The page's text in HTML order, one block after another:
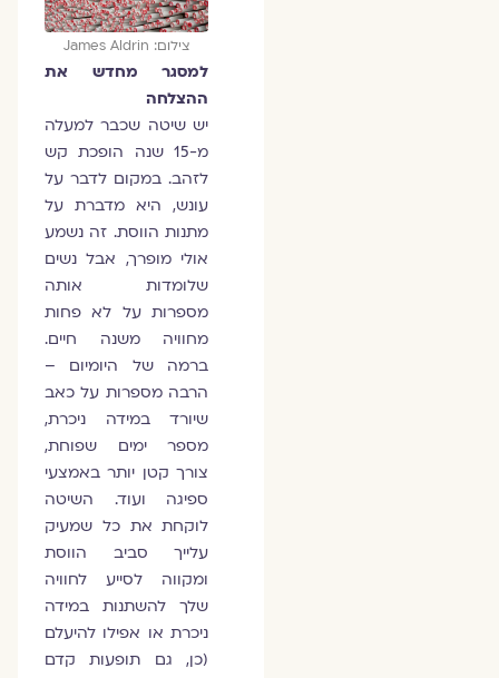
צילום: James Aldrin
למסגר מחדש את
ההצלחה
יש שיטה שכבר למעלה
מ-15 שנה הופכת קש
לזהב. במקום לדבר על
עונש, היא מדברת על
מתנות הווסת. זה נשמע
אולי מופרך, אבל נשים
שלומדות אותה
מספרות על לא פחות
מחוויה משנה חיים.
ברמה של היומיום –
הרבה מספרות על כאב
שיורד במידה ניכרת,
מספר ימים שפוחת,
צורך קטן יותר באמצעי
ספיגה ועוד. השיטה
לוקחת את כל שמעיק
עלייך סביב הווסת
ומקווה לסייע לחוויה
שלך להשתנות במידה
ניכרת או אפילו להיעלם
(כן, גם תופעות קדם